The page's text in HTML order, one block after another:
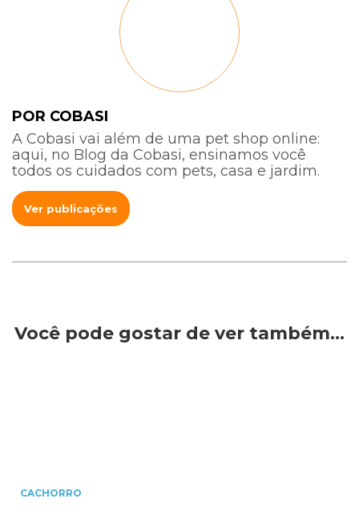
POR COBASI
A Cobasi vai além de uma pet shop online:
aqui, no Blog da Cobasi, ensinamos você
todos os cuidados com pets, casa e jardim.
Ver publicações
Você pode gostar de ver também…
CACHORRO